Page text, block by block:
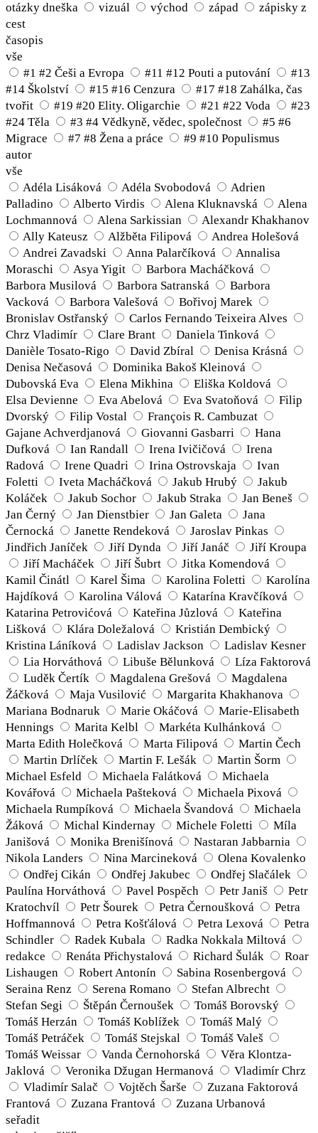
otázky dneška
vizuál východ západ
zápisky z
cest
časopis
vše
#1 #2 Češi a Evropa
#11 #12 Pouti a putování
#13
#14 Školství
#15 #16 Cenzura
#17 #18 Zahálka, čas
tvořit
#19 #20 Elity. Oligarchie #21 #22 Voda
#23
#24 Těla
#3 #4 Vědkyně, vědec, společnost
#5 #6
Migrace
#7 #8 Žena a práce
#9 #10 Populismus
autor
vše
Adéla Lisáková
Adéla Svobodová
Adrien
Palladino
Alberto Virdis Alena Kluknavská
Alena
Lochmannová
Alena Sarkissian
Alexandr Khakhanov
Ally Kateusz
Alžběta Filipová
Andrea Holešová
Andrei Zavadski
Anna Palarčíková
Annalisa
Moraschi
Asya Yigit
Barbora Macháčková
Barbora Musilová
Barbora Satranská
Barbora
Vacková
Barbora Valešová
Bořivoj Marek
Bronislav Ostřanský
Carlos Fernando Teixeira Alves
Chrz Vladimír
Clare Brant
Daniela Tinková
Danièle Tosato-Rigo
David Zbíral
Denisa Krásná
Denisa Nečasová
Dominika Bakoš Kleinová
Dubovská Eva
Elena Mikhina
Eliška Koldová
Elsa Devienne
Eva Abelová Eva Svatoňová
Filip
Dvorský
Filip Vostal
François R. Cambuzat
Gajane Achverdjanová
Giovanni Gasbarri
Hana
Dufková
Ian Randall Irena Ivičičová
Irena
Radová
Irene Quadri Irina Ostrovskaja
Ivan
Foletti
Iveta Macháčková Jakub Hrubý
Jakub
Koláček
Jakub Sochor Jakub Straka
Jan Beneš
Jan Černý
Jan Dienstbier Jan Galeta
Jana
Černocká
Janette Rendeková
Jaroslav Pinkas
Jindřich Janíček
Jiří Dynda Jiří Janáč
Jiří Kroupa
Jiří Macháček
Jiří Šubrt
Jitka Komendová
Kamil Činátl
Karel Šima Karolina Foletti
Karolína
Hajdíková
Karolina Válová
Katarína Kravčíková
Katarina Petrovićová
Kateřina Jůzlová
Kateřina
Lišková
Klára Doležalová
Kristián Dembický
Kristina Láníková
Ladislav Jackson
Ladislav Kesner
Lia Horváthová
Libuše Bělunková
Líza Faktorová
Luděk Čertík
Magdalena Grešová
Magdalena
Žáčková
Maja Vusilović
Margarita Khakhanova
Mariana Bodnaruk
Marie Okáčová
Marie-Elisabeth
Hennings
Marita Kelbl
Markéta Kulhánková
Marta Edith Holečková
Marta Filipová
Martin Čech
Martin Drlíček
Martin F. Lešák
Martin Šorm
Michael Esfeld
Michaela Falátková
Michaela
Kovářová
Michaela Pašteková
Michaela Pixová
Michaela Rumpíková
Michaela Švandová
Michaela
Žáková
Michal Kindernay Michele Foletti
Míla
Janišová
Monika Brenišínová
Nastaran Jabbarnia
Nikola Landers
Nina Marcineková
Olena Kovalenko
Ondřej Cikán
Ondřej Jakubec
Ondřej Slačálek
Paulína Horváthová
Pavel Pospěch Petr Janiš
Petr
Kratochvíl
Petr Šourek Petra Černoušková
Petra
Hoffmannová
Petra Košťálová Petra Lexová
Petra
Schindler
Radek Kubala
Radka Nokkala Miltová
redakce
Renáta Přichystalová Richard Šulák
Roar
Lishaugen
Robert Antonín
Sabina Rosenbergová
Seraina Renz
Serena Romano
Stefan Albrecht
Stefan Segi
Štěpán Černoušek
Tomáš Borovský
Tomáš Herzán
Tomáš Koblížek
Tomáš Malý
Tomáš Petráček
Tomáš Stejskal
Tomáš Valeš
Tomáš Weissar
Vanda Černohorská
Věra Klontza-
Jaklová
Veronika Džugan Hermanová
Vladimír Chrz
Vladimír Salač
Vojtěch Šarše
Zuzana Faktorová
Frantová
Zuzana Frantová
Zuzana Urbanová
seřadit